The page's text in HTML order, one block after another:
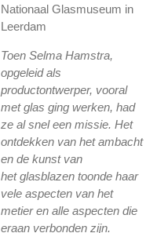
Nationaal Glasmuseum in
Leerdam
Toen Selma Hamstra,
opgeleid als
productontwerper, vooral
met glas ging werken, had
ze al snel een missie. Het
ontdekken van het ambacht
en de kunst van
hetglasblazen toonde haar
vele aspecten van het
metier en alle aspecten die
eraan verbonden zijn.